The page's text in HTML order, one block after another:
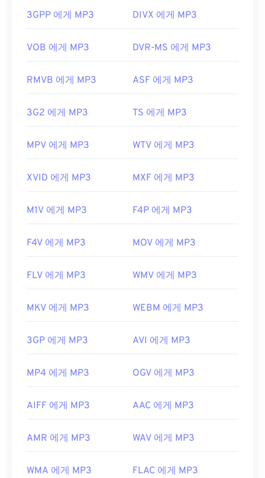
Data이고, 다른 하나는 비트코인으로 몸값을 요구했
니다. 다행히 현재는 비활성화되어 더 이상 위협이 되
개발자: ISO/IEC
동영상 전문가 그룹
유용한 링크:
https://en.wikipedia.org/wiki/MP3
음악-플레이어-애플리케이션-포맷.html
3GPP 에게 MP3 DIVX 에게 MP3
VOB 에게 MP3 DVR-MS 에게 MP3
RMVB 에게 MP3 ASF 에게 MP3
3G2 에게 MP3 TS 에게 MP3
MPV 에게 MP3 WTV 에게 MP3
XVID 에게 MP3 MXF 에게 MP3
M1V 에게 MP3 F4P 에게 MP3
F4V 에게 MP3 MOV 에게 MP3
FLV 에게 MP3 WMV 에게 MP3
MKV 에게 MP3 WEBM 에게 MP3
3GP 에게 MP3 AVI 에게 MP3
MP4 에게 MP3 OGV 에게 MP3
AIFF 에게 MP3 AAC 에게 MP3
AMR 에게 MP3 WAV 에게 MP3
WMA 에게 MP3 FLAC 에게 MP3